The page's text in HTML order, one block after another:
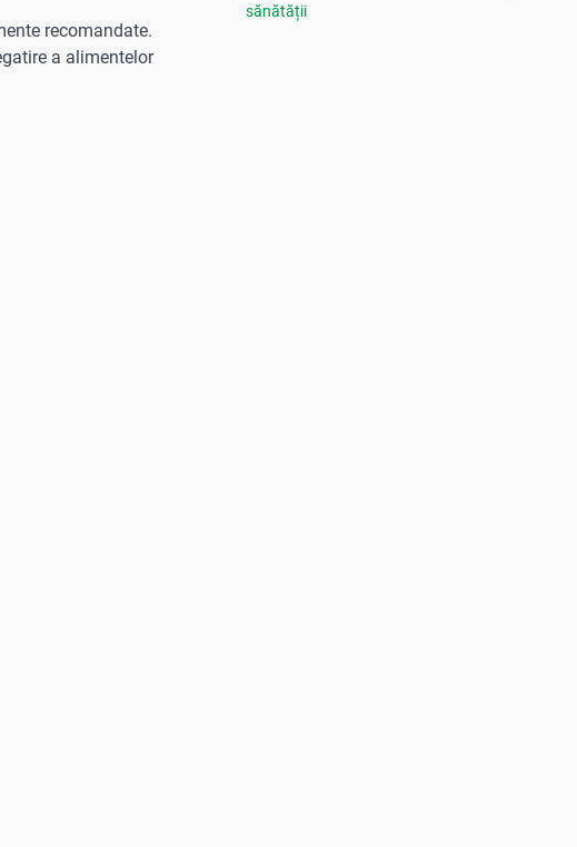
recomandate.
a alimentelor
sănătății